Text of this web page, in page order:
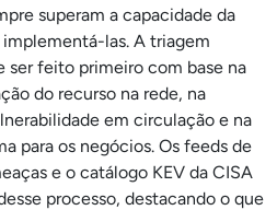
superam a capacidade da
las. A triagem
ser feito primeiro com base na
do recurso na rede, na
em circulação e na
para os negócios. Os feeds de
e o catálogo KEV da CISA
processo, destacando o que